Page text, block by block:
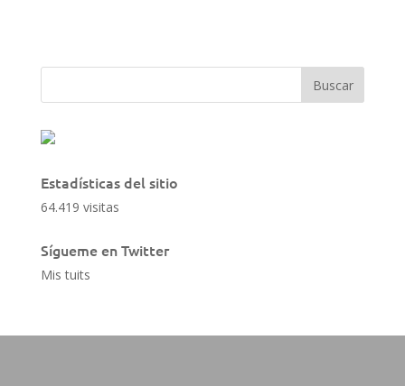
Estadísticas del sitio
64.419 visitas
Sígueme en Twitter
Mis tuits